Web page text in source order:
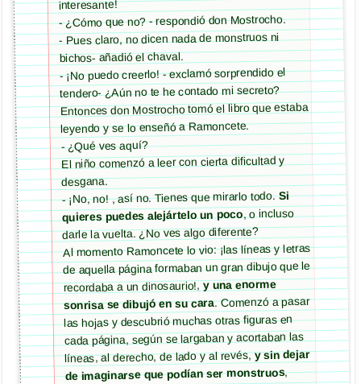
interesante!
- ¿Cómo que no? - respondió don Mostrocho.
- Pues claro, no dicen nada de monstruos ni
bichos- añadió el chaval.
- ¡No puedo creerlo! - exclamó sorprendido el
tendero- ¿Aún no te he contado mi secreto?
Entonces don Mostrocho tomó el libro que estaba
leyendo y se lo enseñó a Ramoncete.
- ¿Qué ves aquí?
El niño comenzó a leer con cierta dificultad y
desgana.
- ¡No, no! , así no. Tienes que mirarlo todo.Si
quieres puedes alejártelo un poco, o incluso
darle la vuelta. ¿No ves algo diferente?
Al momento Ramoncete lo vio: ¡las líneas y letras
de aquella página formaban un gran dibujo que le
recordaba a un dinosaurio!,y una enorme
sonrisa se dibujó en su cara. Comenzó a pasar
las hojas y descubrió muchas otras figuras en
cada página, según se largaban y acortaban las
líneas, al derecho, de lado y al revés,y sin dejar
de imaginarse que podían ser monstruos,